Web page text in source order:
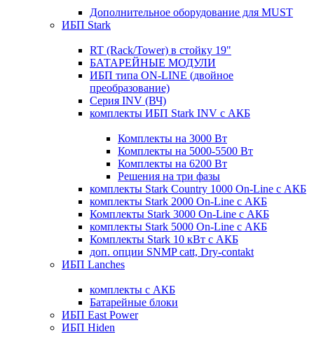
Дополнительное оборудование для MUST
ИБП Stark
RT (Rack/Tower) в стойку 19"
БАТАРЕЙНЫЕ МОДУЛИ
ИБП типа ON-LINE (двойное
преобразование)
Серия INV (ВЧ)
комплекты ИБП Stark INV с АКБ
Комплекты на 3000 Вт
Комплекты на 5000-5500 Вт
Комплекты на 6200 Вт
Решения на три фазы
комплекты Stark Country 1000 On-Line с АКБ
комплекты Stark 2000 On-Line с АКБ
Комплекты Stark 3000 On-Line с АКБ
комплекты Stark 5000 On-Line с АКБ
Комплекты Stark 10 кВт с АКБ
доп. опции SNMP catt, Dry-contakt
ИБП Lanches
комплекты с АКБ
Батарейные блоки
ИБП East Power
ИБП Hiden